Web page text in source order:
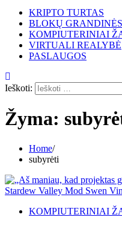
KRIPTO TURTAS
BLOKŲ GRANDINĖS
KOMPIUTERINIAI
VIRTUALI REALYBĖ
PASLAUGOS
Ieškoti:
Žyma:
Home
subyrėti
KOMPIUTERINIAI